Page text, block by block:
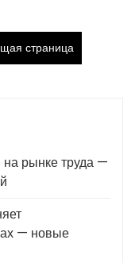
страница
на рынке труда —
— новые